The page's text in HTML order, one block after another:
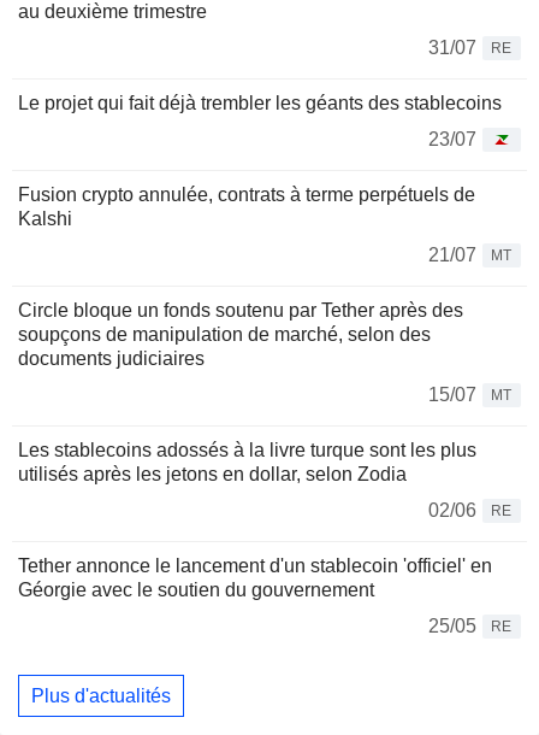
au deuxième trimestre
31/07
RE
Le projet qui fait déjà trembler les géants des stablecoins
23/07
Fusion crypto annulée, contrats à terme perpétuels de
Kalshi
21/07
MT
Circle bloque un fonds soutenu par Tether après des
soupçons de manipulation de marché, selon des
documents judiciaires
15/07
MT
Les stablecoins adossés à la livre turque sont les plus
utilisés après les jetons en dollar, selon Zodia
02/06
RE
Tether annonce le lancement d'un stablecoin 'officiel' en
Géorgie avec le soutien du gouvernement
25/05
RE
Plus d'actualités